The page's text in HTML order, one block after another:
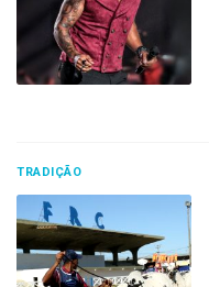
Desenvolvido
por
Hesea
TRADIÇÃO